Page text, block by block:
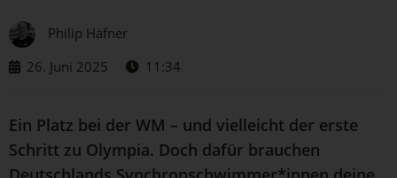
Philip Häfner
26. Juni 2025
11:34
Ein Platz bei der WM – und vielleicht der erste
Schritt zu Olympia. Doch dafür brauchen